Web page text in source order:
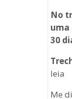
No
uma
30
leia
Me